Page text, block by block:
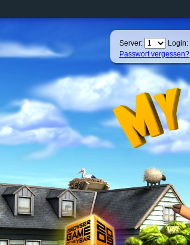
Server: Login:
Passwort vergessen?